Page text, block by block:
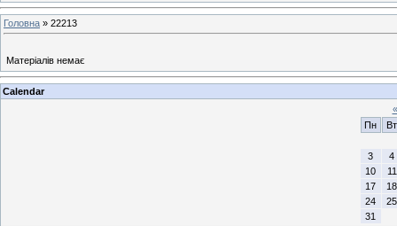
Головна » 22213
Матеріалів немає
Calendar
«
Пн
Вт
3
4
10
11
17
18
24
25
31